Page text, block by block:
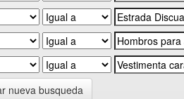
nueva busqueda